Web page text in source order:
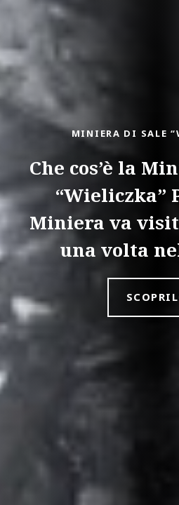
MINIERA DI SALE
Che cos’è la
“Wieliczka”
Miniera va
una volta